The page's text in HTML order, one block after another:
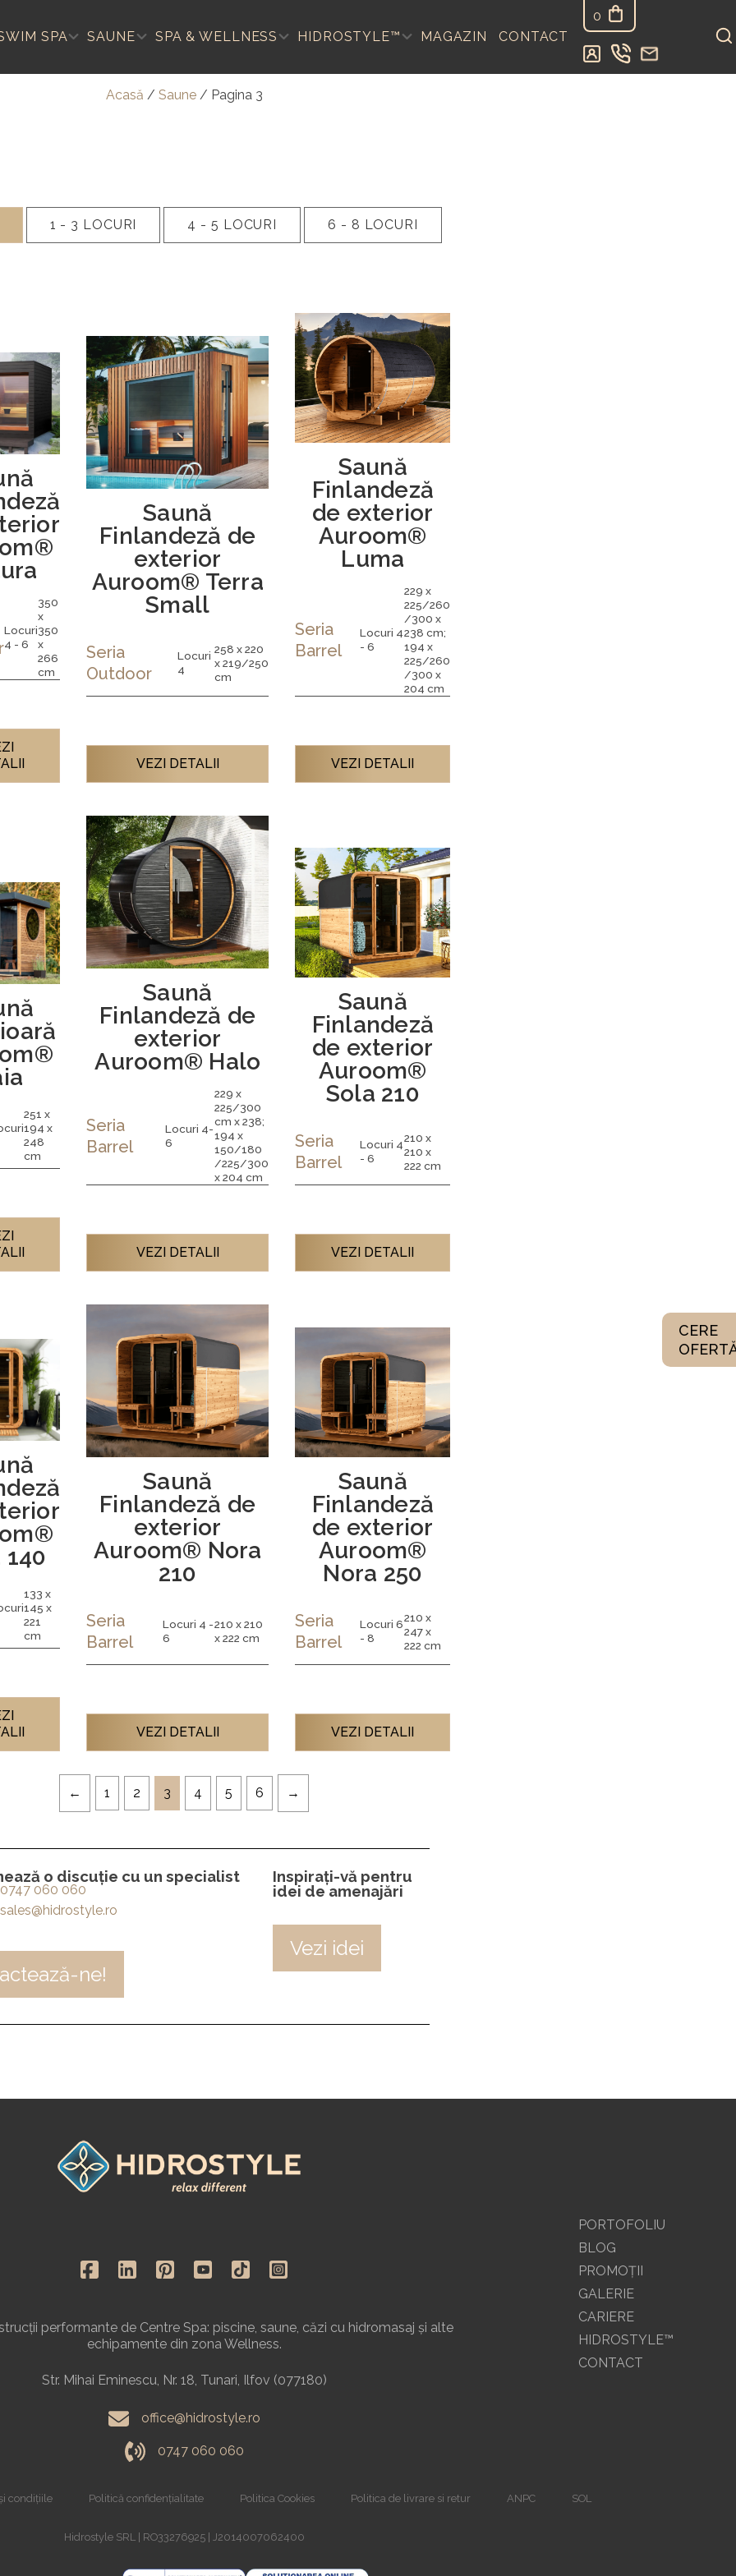
SPA SAUNE SPA & WELLNESS HIDROSTYLE™ MAGAZIN CONTACT
0
Acasă / Saune/ Pagina 3
1 - 3 LOCURI 4 - 5 LOCURI 6 - 8 LOCURI
Locuri
4 - 6
350
x
350
x
266
cm
Saună
Finlandeză de
exterior
Auroom® Terra
Small
Seria
Outdoor
Locuri
4
258 x 220
x 219/250
cm
VEZI DETALII
Saună
Finlandeză
de exterior
Auroom®
Luma
Seria
Barrel
Locuri 4
- 6
229 x
225/260
/300 x
238 cm;
194 x
225/260
/300 x
204 cm
VEZI DETALII
251 x
194 x
248
cm
Saună
Finlandeză de
exterior
Auroom® Halo
Seria
Barrel
Locuri 4-
6
229 x
225/300
cm x 238;
194 x
150/180
/225/300
x 204 cm
VEZI DETALII
Saună
Finlandeză
de exterior
Auroom®
Sola 210
Seria
Barrel
Locuri 4
- 6
210 x
210 x
222 cm
VEZI DETALII
140
133 x
145 x
221
cm
Saună
Finlandeză de
exterior
Auroom® Nora
210
Seria
Barrel
Locuri 4 -
6
210 x 210
x 222 cm
VEZI DETALII
Saună
Finlandeză
de exterior
Auroom®
Nora 250
Seria
Barrel
Locuri 6
- 8
210 x
247 x
222 cm
VEZI DETALII
1 2 3 4 5 6
o discuție cu un specialist
0747 060 060
sales@hidrostyle.ro
ne!
Inspirați-vă pentru
idei de amenajări
Vezi idei
CERE
performante de Centre Spa: piscine, saune, căzi cu hidromasaj și alte
echipamente din zona Wellness.
Str. Mihai Eminescu, Nr. 18, Tunari, Ilfov (077180)
office@hidrostyle.ro
0747 060 060
PORTOFOLIU
BLOG
PROMOŢII
GALERIE
CARIERE
HIDROSTYLE™
CONTACT
condițiile Politică confidențialitate Politica Cookies Politica de livrare si retur ANPC SOL
Hidrostyle SRL | RO33276925 | J2014007062400